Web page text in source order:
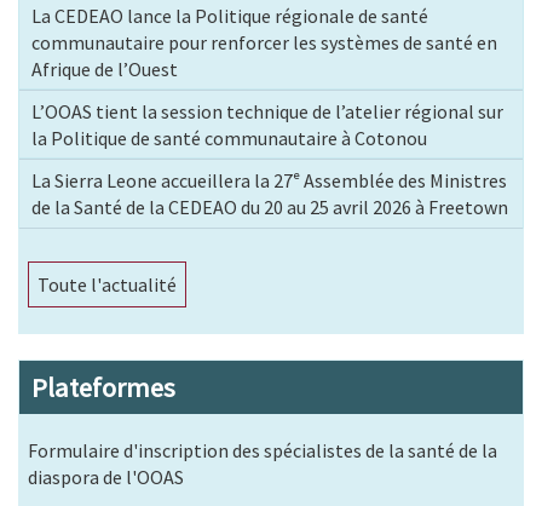
La CEDEAO lance la Politique régionale de santé
communautaire pour renforcer les systèmes de santé en
Afrique de l’Ouest
L’OOAS tient la session technique de l’atelier régional sur
la Politique de santé communautaire à Cotonou
La Sierra Leone accueillera la 27ᵉ Assemblée des Ministres
de la Santé de la CEDEAO du 20 au 25 avril 2026 à Freetown
Toute l'actualité
Plateformes
Formulaire d'inscription des spécialistes de la santé de la
diaspora de l'OOAS